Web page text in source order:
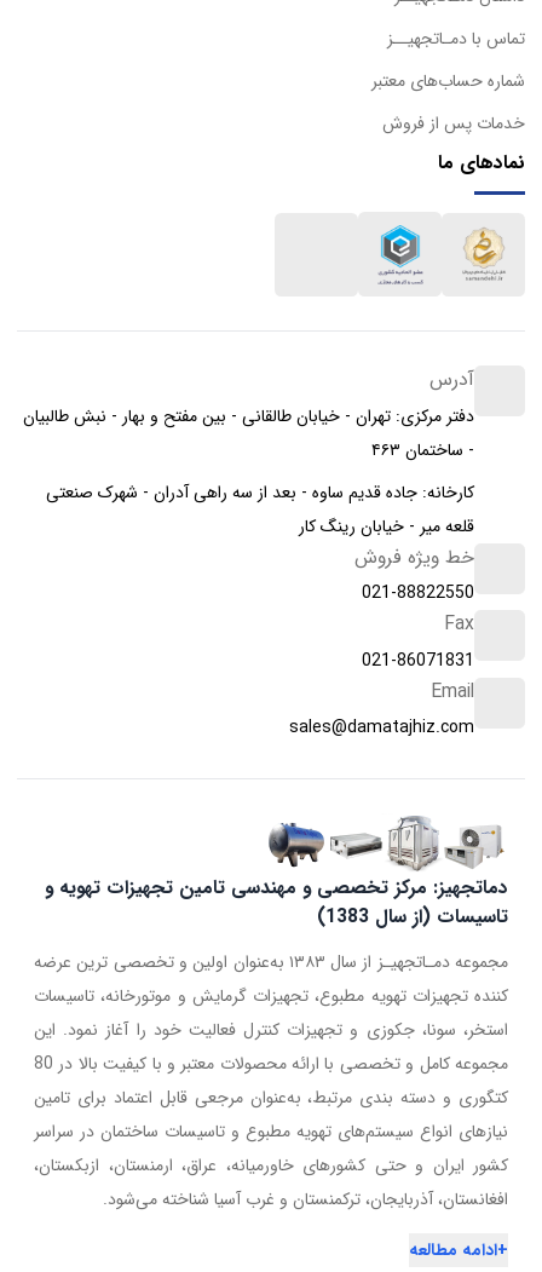
تماس با دمـاتجهیــز
شماره حساب‌های معتبر
خدمات پس از فروش
نمادهای ما
آدرس
دفتر مرکزی: تهران - خیابان طالقانی - بین مفتح و بهار - نبش طالبیان
- ساختمان ۴۶۳
کارخانه: جاده قدیم ساوه - بعد از سه راهی آدران - شهرک صنعتی
قلعه میر - خیابان رینگ کار
خط ویژه فروش
021-88822550
Fax
021-86071831
Email
sales@damatajhiz.com
دماتجهیز: مرکز تخصصی و مهندسی تامین تجهیزات تهویه و
تاسیسات (از سال 1383)
مجموعه دمـاتجهیـز از سال ۱۳۸۳ به‌عنوان اولین و تخصصی ترین عرضه
کننده تجهیزات تهویه مطبوع، تجهیزات گرمایش و موتورخانه، تاسیسات
استخر، سونا، جکوزی و تجهیزات کنترل فعالیت خود را آغاز نمود. این
مجموعه کامل و تخصصی با ارائه محصولات معتبر و با کیفیت بالا در 80
کتگوری و دسته بندی مرتبط، به‌عنوان مرجعی قابل اعتماد برای تامین
نیازهای انواع سیستم‌های تهویه مطبوع و تاسیسات ساختمان در سراسر
کشور ایران و حتی کشورهای خاورمیانه، عراق، ارمنستان، ازبکستان،
افغانستان، آذربایجان، ترکمنستان و غرب آسیا شناخته می‌شود.
+ادامه مطالعه